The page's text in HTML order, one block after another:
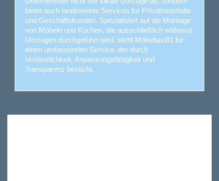
bietet auch landesweite Services für Privathaushalte
und Geschäftskunden. Spezialisiert auf die Montage
von Möbeln und Küchen, die ausschließlich während
Umzügen durchgeführt wird, steht Möbeltaxi81 für
einen umfassenden Service, der durch
Verlässlichkeit, Anpassungsfähigkeit und
Transparenz besticht.